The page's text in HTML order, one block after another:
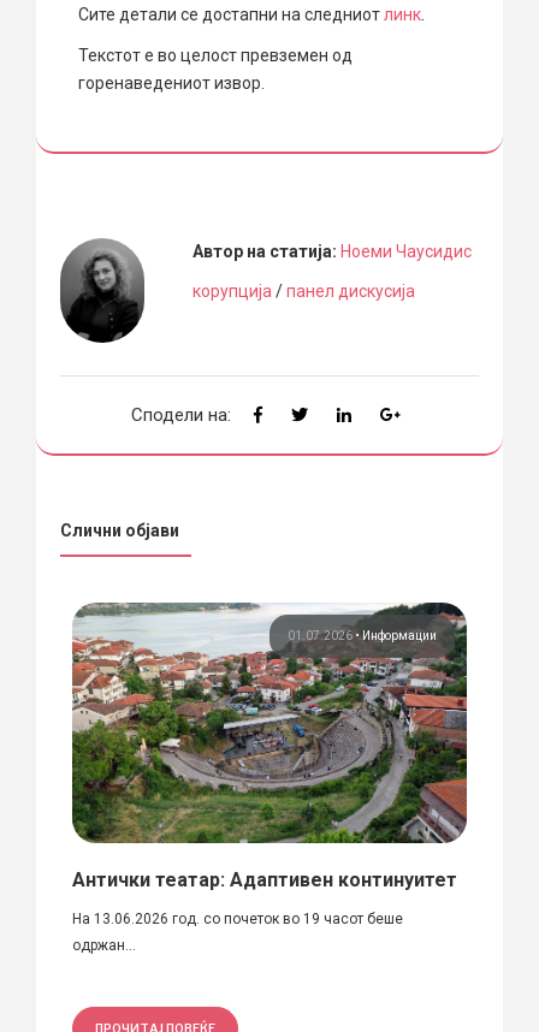
Сите детали се достапни на следниот линк.
Текстот е во целост превземен од
горенаведениот извор.
Автор на статија: Ноеми Чаусидис
корупција /панел дискусија
Сподели на:
Слични објави
01.07.2026 •Информации
Антички театар: Адаптивен континуитет
На 13.06.2026 год. со почеток во 19 часот беше
одржан...
ПРОЧИТАЈ ПОВЕЌЕ